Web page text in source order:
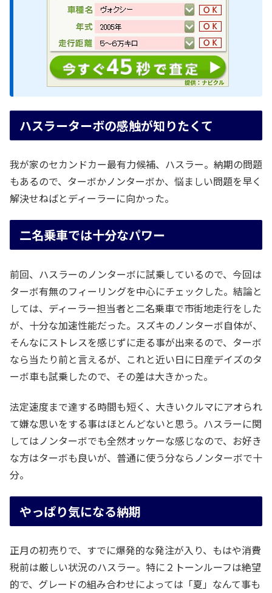
ハスラーターボの感触が知りたくて
我が家のセカンドカー最有力候補、ハスラー。納期の問題
もあるので、ターボかノンターボか、悩ましい問題を早く
解決せねばとディーラーに向かった。
二名乗車では十分なパワー
前回、ハスラーのノンターボに試乗しているので、今回は
ターボ有無のフィーリングを中心にチェックした。結論と
しては、ディーラー担当者と二名乗車で市街地走行をした
が、十分な加速性能だった。スズキのノンターボ自体が、
そんなにストレスを感じずに走る事が出来るので、ターボ
なら当たり前と言えるが、これと近い日に日産デイズのタ
ーボ車も試乗したので、その差は大きかった。
法定速度まで達する時間も短く、大きいクルマにアオられ
て嫌な思いをする事はほとんどないと思う。ハスラーに関
してはノンターボでも全然オッケーな感じなので、お好き
な方はターボも良いが、普通に使う分ならノンターボで十
分。
やっぱり気になる納期
正月の初売りで、すでに爆発的な発注が入り、もはや消費
税前は厳しい状況のハスラー。特に２トーンルーフは絶望
的で、グレードの組み合わせによっては「夏」なんて事も